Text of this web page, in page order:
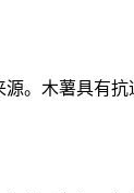
。木薯具有抗